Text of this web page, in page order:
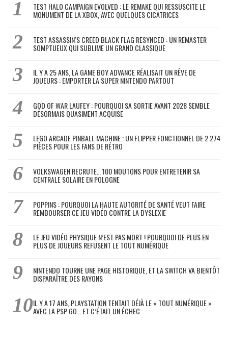
TEST HALO CAMPAIGN EVOLVED : LE REMAKE QUI RESSUSCITE LE
MONUMENT DE LA XBOX, AVEC QUELQUES CICATRICES
TEST ASSASSIN’S CREED BLACK FLAG RESYNCED : UN REMASTER
SOMPTUEUX QUI SUBLIME UN GRAND CLASSIQUE
IL Y A 25 ANS, LA GAME BOY ADVANCE RÉALISAIT UN RÊVE DE
JOUEURS : EMPORTER LA SUPER NINTENDO PARTOUT
GOD OF WAR LAUFEY : POURQUOI SA SORTIE AVANT 2028 SEMBLE
DÉSORMAIS QUASIMENT ACQUISE
LEGO ARCADE PINBALL MACHINE : UN FLIPPER FONCTIONNEL DE 2 274
PIÈCES POUR LES FANS DE RÉTRO
VOLKSWAGEN RECRUTE… 100 MOUTONS POUR ENTRETENIR SA
CENTRALE SOLAIRE EN POLOGNE
POPPINS : POURQUOI LA HAUTE AUTORITÉ DE SANTÉ VEUT FAIRE
REMBOURSER CE JEU VIDÉO CONTRE LA DYSLEXIE
LE JEU VIDÉO PHYSIQUE N’EST PAS MORT ! POURQUOI DE PLUS EN
PLUS DE JOUEURS REFUSENT LE TOUT NUMÉRIQUE
NINTENDO TOURNE UNE PAGE HISTORIQUE, ET LA SWITCH VA BIENTÔT
DISPARAÎTRE DES RAYONS
IL Y A 17 ANS, PLAYSTATION TENTAIT DÉJÀ LE « TOUT NUMÉRIQUE »
AVEC LA PSP GO… ET C’ÉTAIT UN ÉCHEC